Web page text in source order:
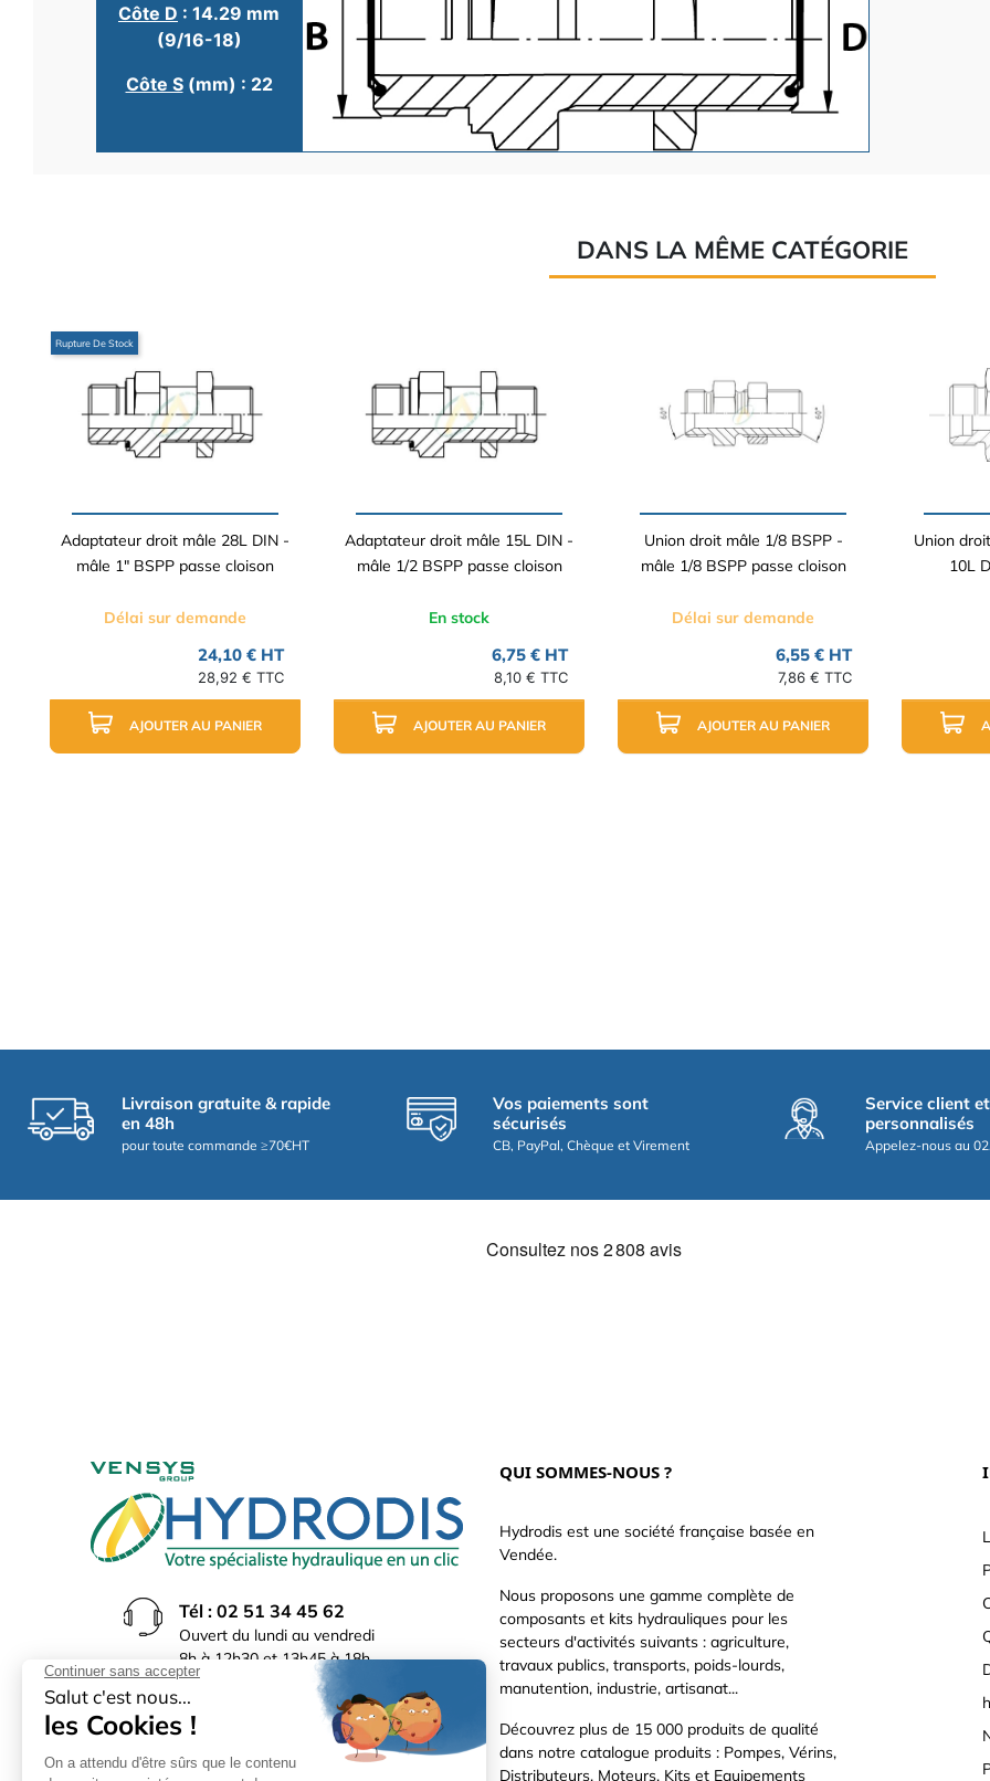
Côte D : 14.29 mm
(9/16-18)
Côte S(mm) : 22
DANS LA MÊME CATÉGORIE
Adaptateur droit mâle 28L DIN -
mâle 1" BSPP passe cloison
Délai sur demande
24,10 € HT
28,92 € TTC
Rupture De Stock
AJOUTER AU PANIER
Adaptateur droit mâle 15L DIN -
mâle 1/2 BSPP passe cloison
En stock
6,75 € HT
8,10 € TTC
AJOUTER AU PANIER
Union droit mâle 1/8 BSPP -
mâle 1/8 BSPP passe cloison
Délai sur demande
6,55 € HT
7,86 € TTC
AJOUTER AU PANIER
Union
10L
Livraison gratuite & rapide
en 48h
pour toute commande ≥70€HT
Vos paiements sont
sécurisés
CB, PayPal, Chèque et Virement
Service client
personnalisés
Appelez-nous au
Tél : 02 51 34 45 62
Ouvert du lundi au vendredi
8h à 12h30 et 13h45 à 18h
(17h30 le vendredi)
Rue du Bocage La Ribotière
85170 Le Poiré sur Vie
QUI SOMMES-NOUS ?
Hydrodis est une société française basée en
Vendée.
Nous proposons une gamme complète de
composants et kits hydrauliques pour les
secteurs d'activités suivants : agriculture,
travaux publics, transports, poids-lourds,
manutention, industrie, artisanat...
Découvrez plus de 15 000 produits de qualité
dans notre catalogue produits : Pompes, Vérins,
Distributeurs, Moteurs, Kits et Equipements